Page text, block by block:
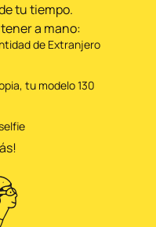
tu tiempo.
a mano:
de Extranjero
tu modelo 130